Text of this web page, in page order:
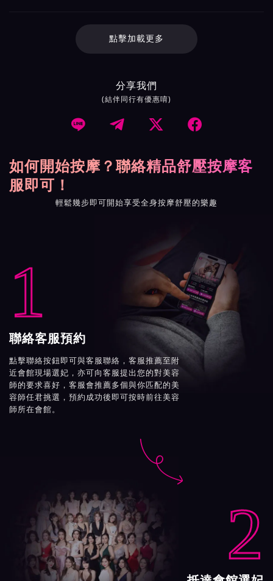
點擊加載更多
分享我們
(結伴同行有優惠唷)
   
如何開始按摩？聯絡精品舒壓按摩客
服即可！
輕鬆幾步即可開始享受全身按摩舒壓的樂趣
1
聯絡客服預約
點擊聯絡按鈕即可與客服聯絡，客服推薦至附
近會館現場選妃，亦可向客服提出您的對美容
師的要求喜好，客服會推薦多個與你匹配的美
容師任君挑選，預約成功後即可按時前往美容
師所在會館。

2